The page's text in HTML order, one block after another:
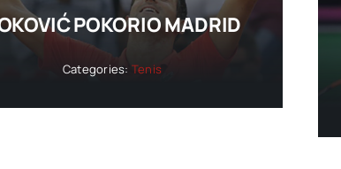
POKORIO MADRID
Categories: Tenis